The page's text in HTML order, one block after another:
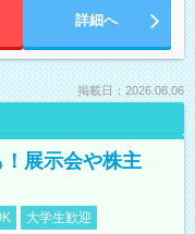
詳細へ
掲載日：2026.08.06
展示会や株主
大学生歓迎